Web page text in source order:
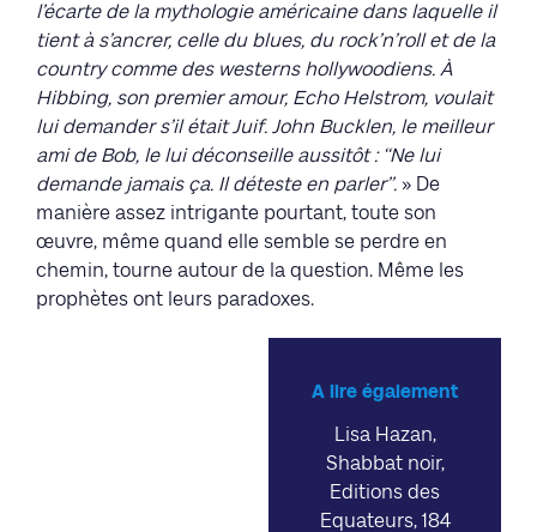
l’écarte de la mythologie américaine dans laquelle il
tient à s’ancrer, celle du blues, du rock’n’roll et de la
country comme des westerns hollywoodiens. À
Hibbing, son premier amour, Echo Helstrom, voulait
lui demander s’il était Juif. John Bucklen, le meilleur
ami de Bob, le lui déconseille aussitôt : ‘‘Ne lui
demande jamais ça. Il déteste en parler’’. » De
manière assez intrigante pourtant, toute son
œuvre, même quand elle semble se perdre en
chemin, tourne autour de la question. Même les
prophètes ont leurs paradoxes.
A lire également
Lisa Hazan,
Shabbat noir,
Editions des
Equateurs, 184